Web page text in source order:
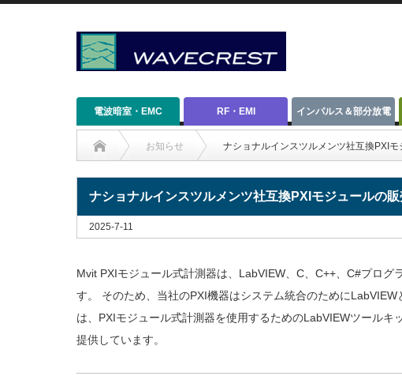
電波暗室・EMC RF・EMI インパルス＆部分放電
お知らせ ナショナルインスツルメンツ社互換PXI
ナショナルインスツルメンツ社互換PXIモジュールの
2025-7-11
Mvit PXIモジュール式計測器は、LabVIEW、C、C++、C#プログ
す。 そのため、当社のPXI機器はシステム統合のために
は、PXIモジュール式計測器を使用するためのLabVIEWツールキ
提供しています。